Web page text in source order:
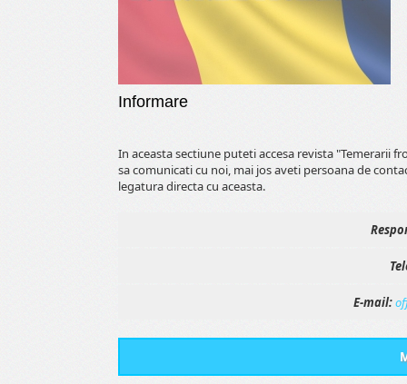
Informare
In aceasta sectiune puteti accesa revista "Temerarii
sa comunicati cu noi, mai jos aveti persoana de
legatura directa cu aceasta.
E-mail: